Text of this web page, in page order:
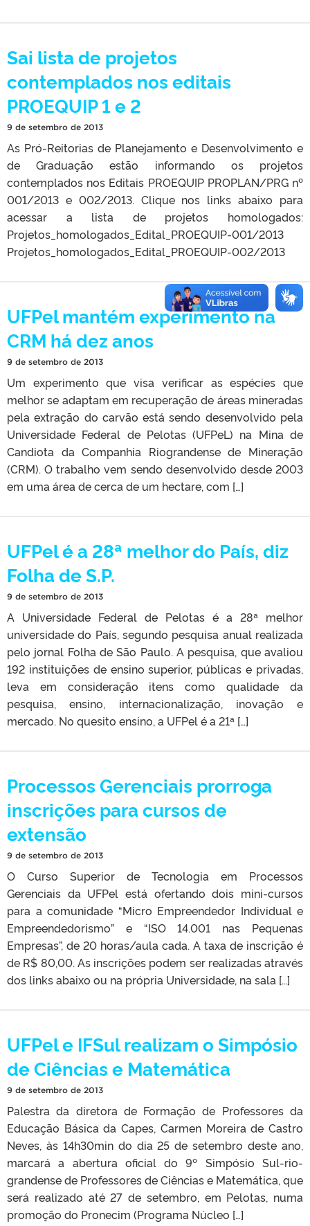
Sai lista de projetos
contemplados nos editais
PROEQUIP 1 e 2
9 de setembro de 2013
As Pró-Reitorias de Planejamento e Desenvolvimento e
de Graduação estão informando os projetos
contemplados nos Editais PROEQUIP PROPLAN/PRG nº
001/2013 e 002/2013. Clique nos links abaixo para
acessar a lista de projetos homologados:
Projetos_homologados_Edital_PROEQUIP-001/2013
Projetos_homologados_Edital_PROEQUIP-002/2013
UFPel mantém experimento na
CRM há dez anos
9 de setembro de 2013
Um experimento que visa verificar as espécies que
melhor se adaptam em recuperação de áreas mineradas
pela extração do carvão está sendo desenvolvido pela
Universidade Federal de Pelotas (UFPeL) na Mina de
Candiota da Companhia Riograndense de Mineração
(CRM). O trabalho vem sendo desenvolvido desde 2003
em uma área de cerca de um hectare, com […]
UFPel é a 28ª melhor do País, diz
Folha de S.P.
9 de setembro de 2013
A Universidade Federal de Pelotas é a 28ª melhor
universidade do País, segundo pesquisa anual realizada
pelo jornal Folha de São Paulo. A pesquisa, que avaliou
192 instituições de ensino superior, públicas e privadas,
leva em consideração itens como qualidade da
pesquisa, ensino, internacionalização, inovação e
mercado. No quesito ensino, a UFPel é a 21ª […]
Processos Gerenciais prorroga
inscrições para cursos de
extensão
9 de setembro de 2013
O Curso Superior de Tecnologia em Processos
Gerenciais da UFPel está ofertando dois mini-cursos
para a comunidade “Micro Empreendedor Individual e
Empreendedorismo” e “ISO 14.001 nas Pequenas
Empresas”, de 20 horas/aula cada. A taxa de inscrição é
de R$ 80,00. As inscrições podem ser realizadas através
dos links abaixo ou na própria Universidade, na sala […]
UFPel e IFSul realizam o Simpósio
de Ciências e Matemática
9 de setembro de 2013
Palestra da diretora de Formação de Professores da
Educação Básica da Capes, Carmen Moreira de Castro
Neves, às 14h30min do dia 25 de setembro deste ano,
marcará a abertura oficial do 9º Simpósio Sul-rio-
grandense de Professores de Ciências e Matemática, que
será realizado até 27 de setembro, em Pelotas, numa
promoção do Pronecim (Programa Núcleo […]